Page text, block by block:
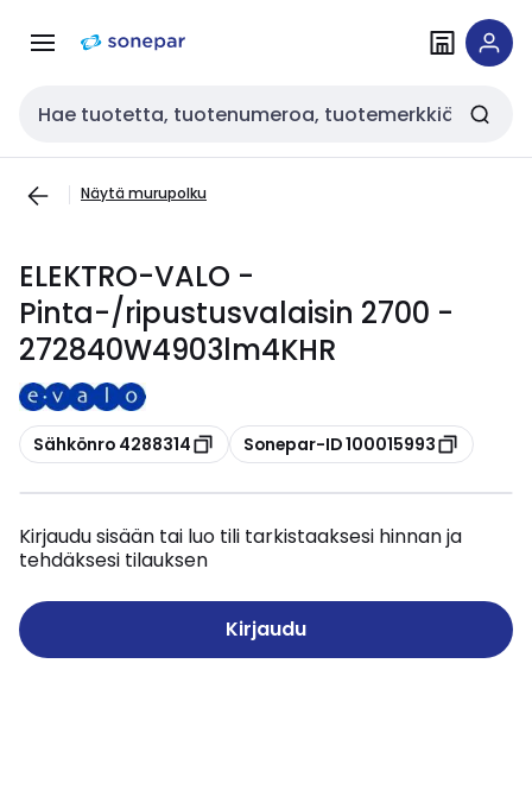
navigointiinsisältöön
Haku
Näytä murupolku
ELEKTRO-VALO -
Pinta-/ripustusvalaisin 2700 -
272840W4903lm4KHR
Kopioi
Sähkönro 4288314 Kopioi
Sonepar-ID 100015993
Kirjaudu sisään tai luo tili tarkistaaksesi hinnan ja
tehdäksesi tilauksen
Kirjaudu